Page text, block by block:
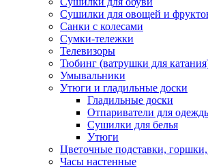
Сушилки для овощей и
Санки с колесами
Сумки-тележки
Телевизоры
Тюбинг (ватрушки для
Умывальники
Утюги и гладильные доски
Гладильные доски
Отпариватели для
Сушилки для белья
Утюги
Цветочные подставки,
Часы настенные